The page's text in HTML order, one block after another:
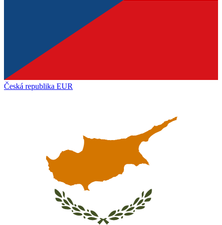
Česká republika EUR